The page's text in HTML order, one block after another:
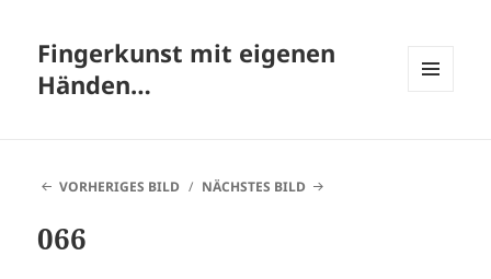
Fingerkunst mit eigenen
Händen…
VORHERIGES BILD NÄCHSTES BILD
066